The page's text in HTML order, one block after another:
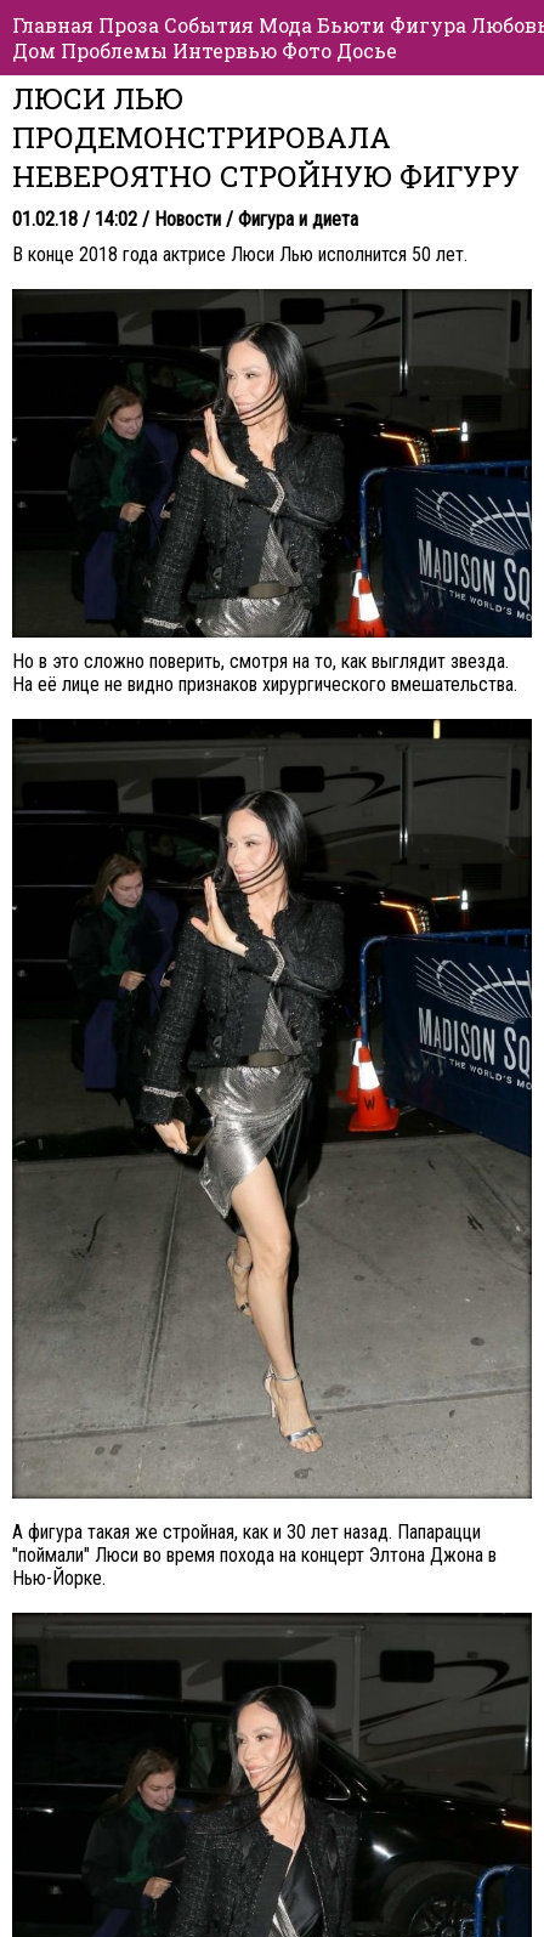
Главная Проза События Мода Бьюти Фигура
Дом Проблемы Интервью Фото Досье
ЛЮСИ ЛЬЮ
ПРОДЕМОНСТРИРОВАЛА
НЕВЕРОЯТНО СТРОЙНУЮ ФИГУРУ
01.02.18 / 14:02 / Новости / Фигура и диета
В конце 2018 года актрисе Люси Лью исполнится 50 лет.
Но в это сложно поверить, смотря на то, как выглядит звезда.
На её лице не видно признаков хирургического вмешательства.
А фигура такая же стройная, как и 30 лет назад. Папарацци
"поймали" Люси во время похода на концерт Элтона Джона в
Нью-Йорке.